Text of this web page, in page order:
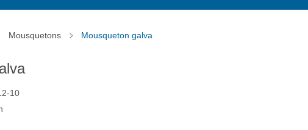
Mousquetons Mousqueton galva
10